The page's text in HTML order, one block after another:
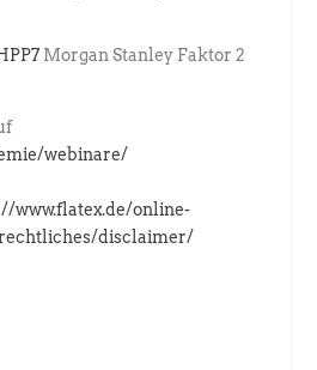
Morgan Stanley Faktor 2
webinare/
www.flatex.de/online-
disclaimer/